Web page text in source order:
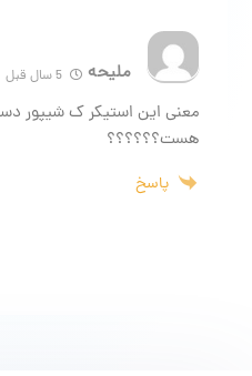
ملیحه
معنی این استیکر ک شیپور
هست؟؟؟؟؟؟
پاسخ